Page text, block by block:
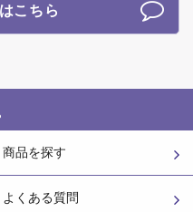
こちら
商品を探す
よくある質問